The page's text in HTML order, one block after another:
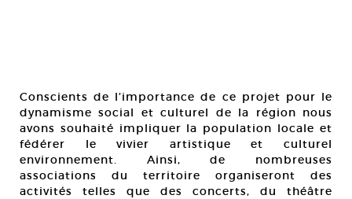
Conscients de l’importance de ce projet pour le
dynamisme social et culturel de la région nous
avons souhaité impliquer la population locale et
fédérer le vivier artistique et culturel
environnement. Ainsi, de nombreuses
associations du territoire organiseront des
activités telles que des concerts, du théâtre